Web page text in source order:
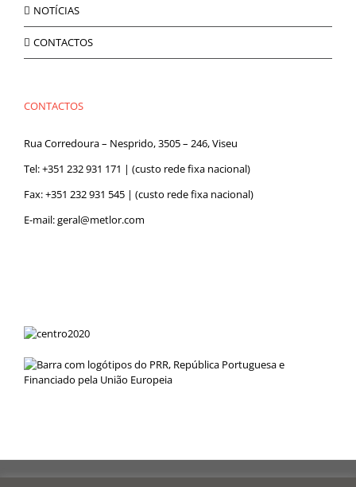
NOTÍCIAS
CONTACTOS
CONTACTOS
Rua Corredoura – Nesprido, 3505 – 246, Viseu
Tel:+351 232 931 171 | (custo rede fixa nacional)
Fax: +351 232 931 545 | (custo rede fixa nacional)
E-mail:geral@metlor.com
Metlor© 2019 Desenvolvido porREDOCEAN|Política de